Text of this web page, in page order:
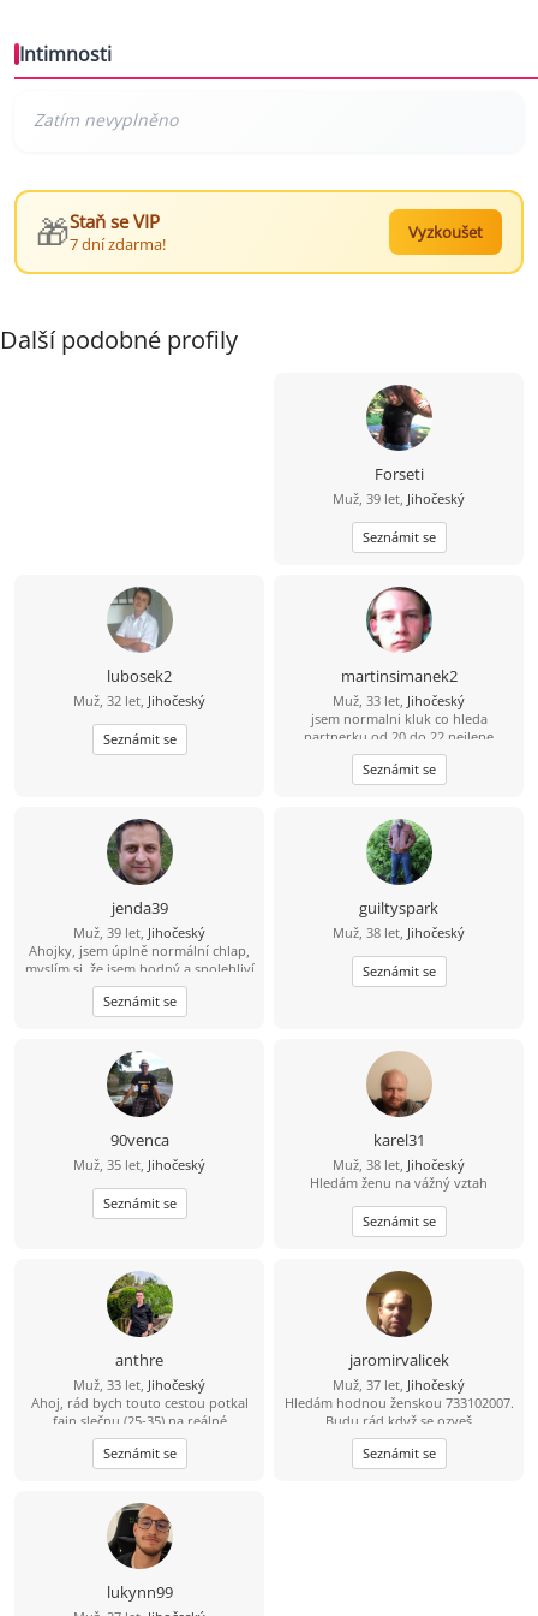
Intimnosti
🎁Staň se VIP
7 dní zdarma!
Vyzkoušet
Další podobné profily
Forseti
Muž, 39 let, Jihočeský
Seznámit se
lubosek2
Muž, 32 let, Jihočeský
Seznámit se
martinsimanek2
Muž, 33 let, Jihočeský
jsem normalni kluk co hleda
partnerku od 20 do 22 nejlepe
Seznámit se
jenda39
Muž, 39 let, Jihočeský
Ahojky, jsem úplně normální chlap,
myslím si, že jsem hodný a spolehliví
a že nezkazím žádnou srandu.
Hledám k sobě partnerku na
společnou a pohodovou cestu
překážkou????
Seznámit se
guiltyspark
Muž, 38 let, Jihočeský
Seznámit se
90venca
Muž, 35 let, Jihočeský
Seznámit se
karel31
Muž, 38 let, Jihočeský
Hledám ženu na vážný vztah
Seznámit se
anthre
Muž, 33 let, Jihočeský
Ahoj, rád bych touto cestou potkal
fajn slečnu (25-35) na reálné
seznámení. Že se sice jmenuji Dědek,
ale ve svých 33 letech mám do
starého železa ještě daleko. ????
Trhové Sviny – České Budějovice.
Jsem v tomhle realista a hledám
parťačku z okolí, abychom k sobě
neměli dál, než na jedno rozumné
dojetí autem. Jsem spolehlivý chlap,
co nezkazí žádnou srandu a raději
Seznámit se
jaromirvalicek
Muž, 37 let, Jihočeský
Hledám hodnou ženskou 733102007.
Budu rád když se ozveš
Seznámit se
lukynn99